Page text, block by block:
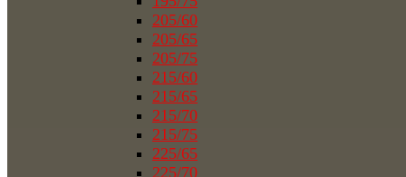
205/60
205/65
205/75
215/60
215/65
215/70
215/75
225/65
225/70